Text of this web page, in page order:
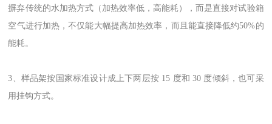
摒弃传统的水加热方式（加热效率低，高能耗），而是直接对试验箱
空气进行加热，不仅能大幅提高加热效率，而且能直接降低约50%的
能耗。
3、样品架按国家标准设计成上下两层按 15 度和 30 度倾斜，也可采
用挂钩方式。